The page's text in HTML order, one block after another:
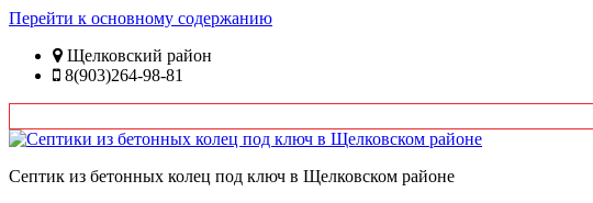
Перейти к основному содержанию
Щелковский район
8(903)264-98-81
Септик из бетонных колец под ключ в Щелковском районе